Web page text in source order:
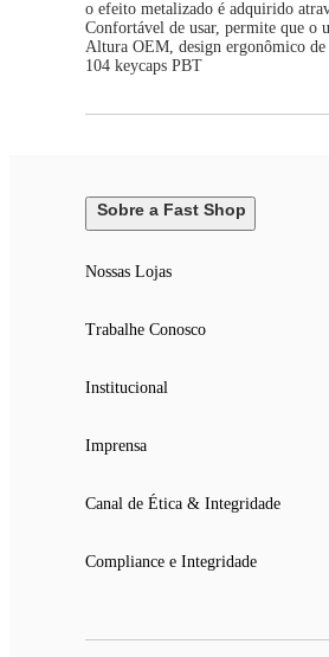
o efeito metalizado é adquirido
Confortável de usar, permite que o
Altura OEM, design ergonômico de
104 keycaps PBT
Sobre a Fast Shop
Nossas Lojas
Trabalhe Conosco
Institucional
Imprensa
Canal de Ética & Integridade
Compliance e Integridade